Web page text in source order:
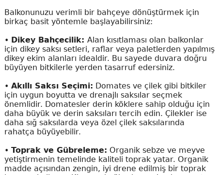
Balkonunuzu verimli bir bahçeye dönüştürmek için
birkaç basit yöntemle başlayabilirsiniz:
• Dikey Bahçecilik: Alan kısıtlaması olan balkonlar
için dikey saksı setleri, raflar veya paletlerden yapılmış
dikey ekim alanları idealdir. Bu sayede duvara doğru
büyüyen bitkilerle yerden tasarruf edersiniz.
• Akıllı Saksı Seçimi: Domates ve çilek gibi bitkiler
için uygun boyutta ve drenajlı saksılar seçmek
önemlidir. Domatesler derin köklere sahip olduğu için
daha büyük ve derin saksıları tercih edin. Çilekler ise
daha sığ saksılarda veya özel çilek saksılarında
rahatça büyüyebilir.
• Toprak ve Gübreleme: Organik sebze ve meyve
yetiştirmenin temelinde kaliteli toprak yatar. Organik
madde açısından zengin, iyi drene edilmiş bir toprak